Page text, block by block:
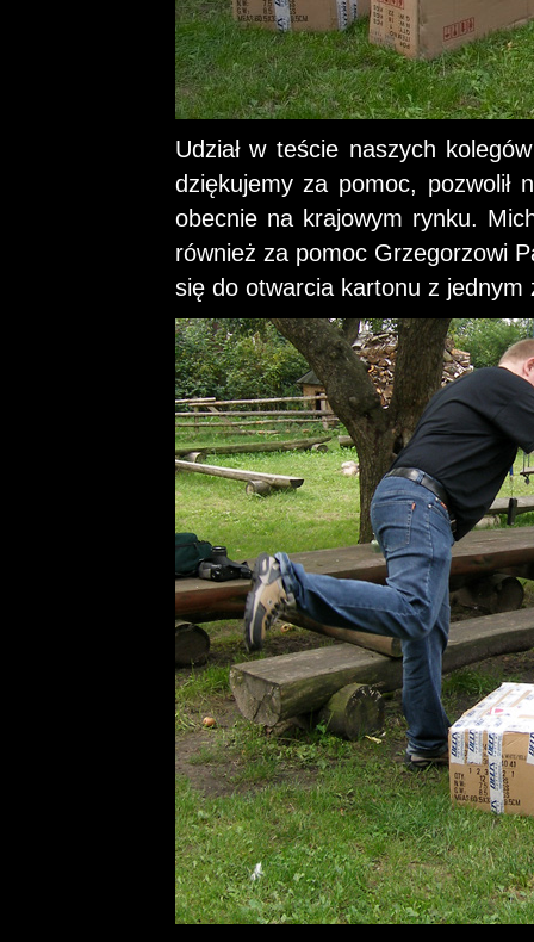
Udział w teście naszych
dziękujemy za pomoc, pozwolił
obecnie na krajowym rynku.
również za pomoc Grzegorzowi
się do otwarcia kartonu z jednym